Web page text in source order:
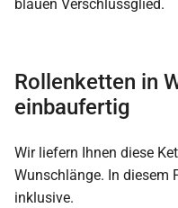
Rollenketten in
einbaufertig
Wir liefern Ihnen diese
Wunschlänge. In diesem
inklusive.